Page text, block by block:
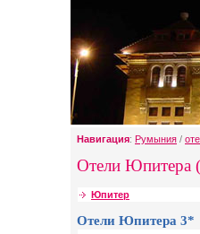
Навигация: Румыния /
Отели Юпитера
Юпитер
Отели Юпитера 3*